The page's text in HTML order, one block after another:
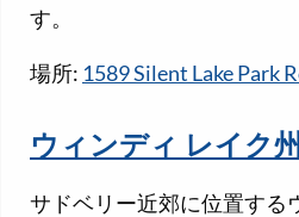
す。
場所: 1589 Silent Lake Park
ウィンディ レイク
サドベリー近郊に位置する